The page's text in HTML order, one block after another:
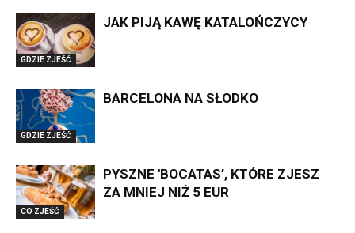
GDZIE ZJEŚĆ
JAK PIJĄ KAWĘ KATALOŃCZYCY
GDZIE ZJEŚĆ
BARCELONA NA SŁODKO
CO ZJEŚĆ
PYSZNE 'BOCATAS’, KTÓRE ZJESZ
ZA MNIEJ NIŻ 5 EUR